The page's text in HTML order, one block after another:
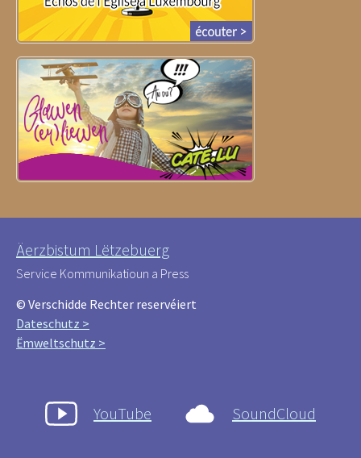
Äerzbistum Lëtzebuerg
Service Kommunikatioun a Press
© Verschidde Rechter reservéiert
Dateschutz >
Ëmweltschutz >
YouTube SoundCloud